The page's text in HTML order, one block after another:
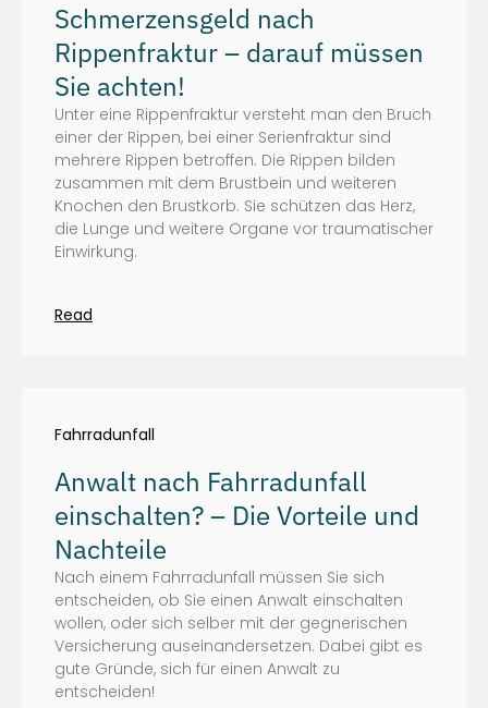
Schmerzensgeld nach
Rippenfraktur – darauf müssen
Sie achten!
Unter eine Rippenfraktur versteht man den Bruch
einer der Rippen, bei einer Serienfraktur sind
mehrere Rippen betroffen. Die Rippen bilden
zusammen mit dem Brustbein und weiteren
Knochen den Brustkorb. Sie schützen das Herz,
die Lunge und weitere Organe vor traumatischer
Einwirkung.
Read
Fahrradunfall
Anwalt nach Fahrradunfall
einschalten? – Die Vorteile und
Nachteile
Nach einem Fahrradunfall müssen Sie sich
entscheiden, ob Sie einen Anwalt einschalten
wollen, oder sich selber mit der gegnerischen
Versicherung auseinandersetzen. Dabei gibt es
gute Gründe, sich für einen Anwalt zu
entscheiden!